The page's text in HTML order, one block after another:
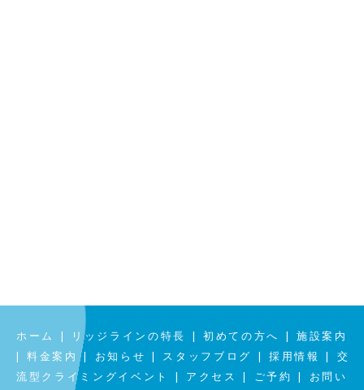
ホーム | リッジラインの特長 |初めての方へ |施設案内
| 料金案内 | お知らせ | スタッフブログ | 採用情報 |
交
流型クライミングイベント
| アクセス | ご予約 |
お問い